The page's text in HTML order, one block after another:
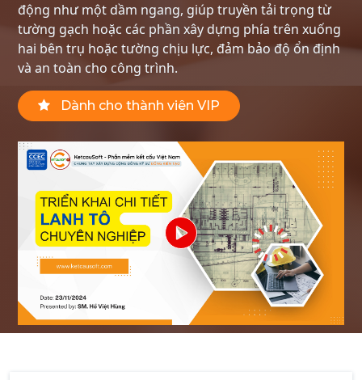
động như một dầm ngang, giúp truyền tải trọng từ
tường gạch hoặc các phần xây dựng phía trên xuống
hai bên trụ hoặc tường chịu lực, đảm bảo độ ổn định
và an toàn cho công trình.
Dành cho thành viên VIP